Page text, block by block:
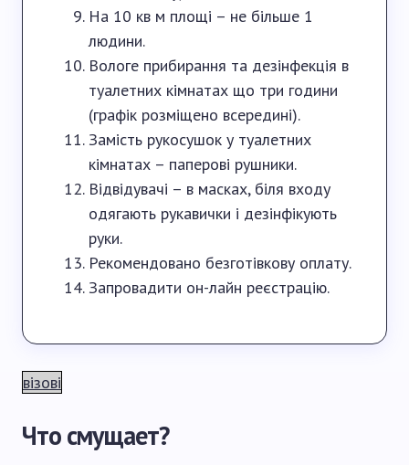
На 10 кв м площі – не більше 1
людини.
Вологе прибирання та дезінфекція в
туалетних кімнатах що три години
(графік розміщено всередині).
Замість рукосушок у туалетних
кімнатах – паперові рушники.
Відвідувачі – в масках, біля входу
одягають рукавички і дезінфікують
руки.
Рекомендовано безготівкову оплату.
Запровадити он-лайн реєстрацію.
візові
Что смущает?